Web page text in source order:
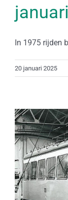
In 1975 rijden
20 januari 2025